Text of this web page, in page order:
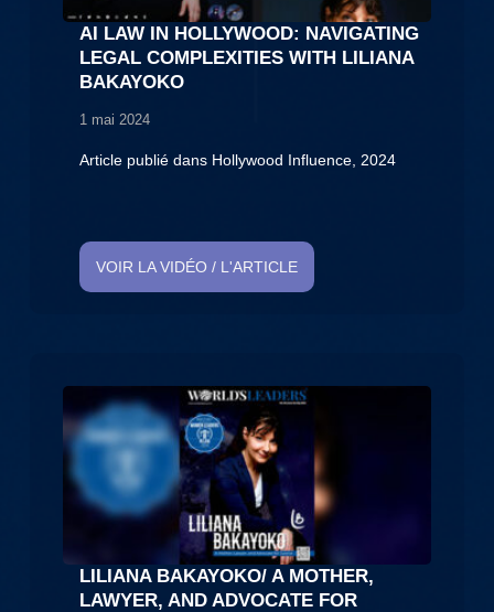
AI LAW IN HOLLYWOOD: NAVIGATING
LEGAL COMPLEXITIES WITH LILIANA
BAKAYOKO
1 mai 2024
Article publié dans Hollywood Influence, 2024
VOIR LA VIDÉO / L'ARTICLE
LILIANA BAKAYOKO/ A MOTHER,
LAWYER, AND ADVOCATE FOR